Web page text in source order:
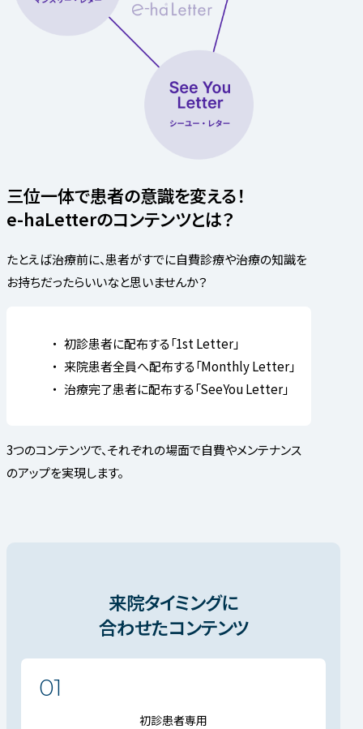
三位一体で患者の意識を変える！
e-haLetterのコンテンツとは？
たとえば治療前に、患者がすでに自費診療や治療の知識を
お持ちだったらいいなと思いませんか？
初診患者に配布する「1st Letter」
来院患者全員へ配布する「Monthly Letter」
治療完了患者に配布する「SeeYou Letter」
3つのコンテンツで、それぞれの場面で自費やメンテナンス
のアップを実現します。
来院タイミングに
合わせたコンテンツ
01
初診患者専用